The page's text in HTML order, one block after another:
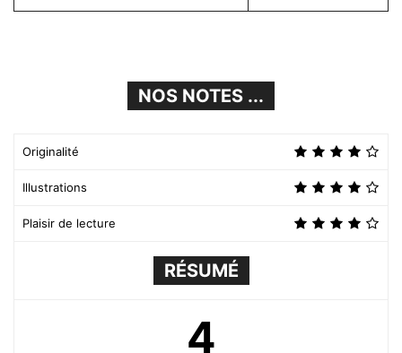
NOS NOTES ...
Originalité
Illustrations
Plaisir de lecture
RÉSUMÉ
4